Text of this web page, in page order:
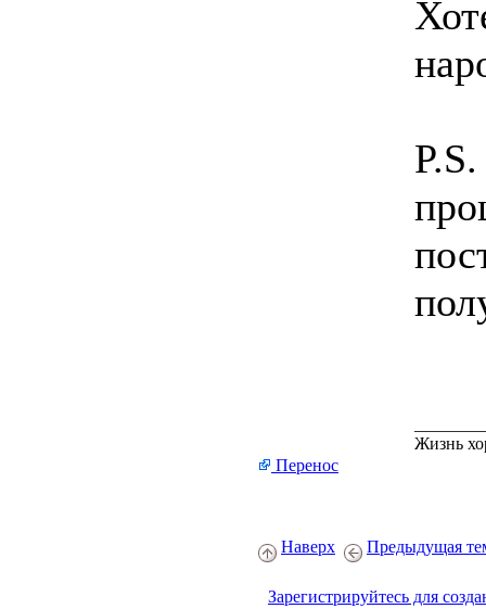
Жизнь
Перенос
Наверх Предыдущая
Зарегистрируйтесь для